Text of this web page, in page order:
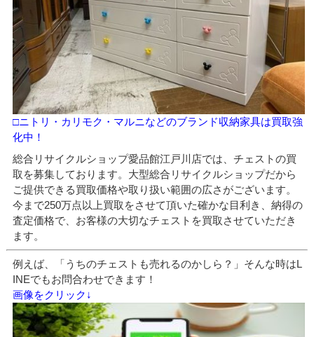
□ニトリ・カリモク・マルニなどのブランド収納家具は買取強
化中！
総合リサイクルショップ愛品館江戸川店では、チェストの買
取を募集しております。大型総合リサイクルショップだから
ご提供できる買取価格や取り扱い範囲の広さがございます。
今まで250万点以上買取をさせて頂いた確かな目利き、納得の
査定価格で、お客様の大切なチェストを買取させていただき
ます。
例えば、「うちのチェストも売れるのかしら？」そんな時はL
INEでもお問合わせできます！
画像をクリック↓